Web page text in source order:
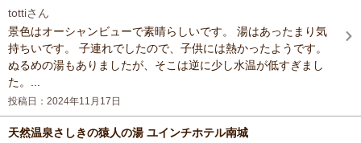
tottiさん
景色はオーシャンビューで素晴らしいです。 湯はあったまり気
持ちいです。 子連れでしたので、子供には熱かったようです。
ぬるめの湯もありましたが、そこは逆に少し水温が低すぎまし
た。...
投稿日：2024年11月17日
天然温泉さしきの猿人の湯 ユインチホテル南城